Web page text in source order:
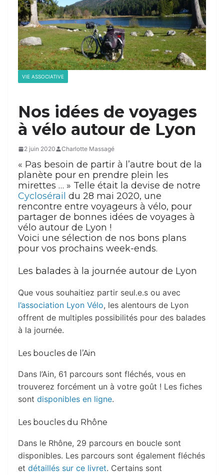
VIE ASSOCIATIVE
Nos idées de voyages
à vélo autour de Lyon
2 juin 2020 Charlotte Massagé
« Pas besoin de partir à l’autre bout de la
planète pour en prendre plein les
mirettes … » Telle était la devise de notre
Cyclosérail du 28 mai 2020, une
rencontre entre voyageurs à vélo, pour
partager de bonnes idées de voyages à
vélo autour de Lyon !
Voici une sélection de nos bons plans
pour vos prochains week-ends.
Les balades à la journée autour de Lyon
Que vous souhaitiez partir seul.e.s ou avec
l’association Lyon Vélo, les alentours de Lyon
offrent de multiples possibilités pour des balades
à la journée.
Les boucles de l’Ain
Dans l’Ain, 61 parcours sont fléchés, vous en
trouverez forcément un à votre goût ! Les fiches
sont disponibles en ligne.
Les boucles du Rhône
Dans le Rhône, 29 parcours en boucle sont
disponibles. Les parcours sont également fléchés
et détaillés sur ce livret. Certains sont